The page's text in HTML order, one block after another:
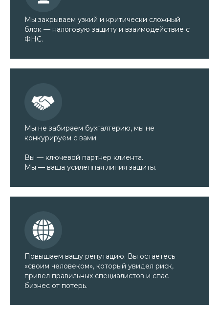
Мы закрываем узкий и критически сложный
блок — налоговую защиту и взаимодействие с
ФНС.
Мы не забираем бухгалтерию, мы не
конкурируем с вами.
Вы — ключевой партнер клиента.
Мы — ваша усиленная линия защиты.
Повышаем вашу репутацию. Вы остаетесь
«своим человеком», который увидел риск,
привел правильных специалистов и спас
бизнес от потерь.